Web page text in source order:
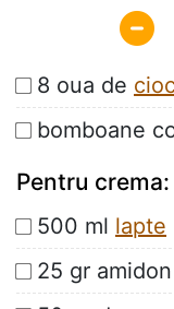
8 oua de
bomboane
Pentru crema:
500 ml lapte
25 gr amidon